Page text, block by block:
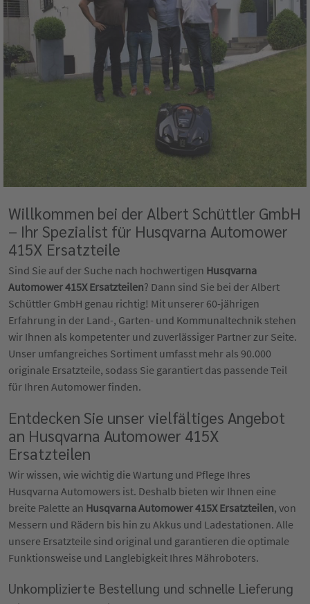
Willkommen bei der Albert Schüttler GmbH
– Ihr Spezialist für Husqvarna Automower
415X Ersatzteile
Sind Sie auf der Suche nach hochwertigen Husqvarna
Automower 415X Ersatzteilen? Dann sind Sie bei der Albert
Schüttler GmbH genau richtig! Mit unserer 60-jährigen
Erfahrung in der Land-, Garten- und Kommunaltechnik stehen
wir Ihnen als kompetenter und zuverlässiger Partner zur Seite.
Unser umfangreiches Sortiment umfasst mehr als 90.000
originale Ersatzteile, sodass Sie garantiert das passende Teil
für Ihren Automower finden.
Entdecken Sie unser vielfältiges Angebot
an Husqvarna Automower 415X
Ersatzteilen
Wir wissen, wie wichtig die Wartung und Pflege Ihres
Husqvarna Automowers ist. Deshalb bieten wir Ihnen eine
breite Palette an Husqvarna Automower 415X Ersatzteilen, von
Messern und Rädern bis hin zu Akkus und Ladestationen. Alle
unsere Ersatzteile sind original und garantieren die optimale
Funktionsweise und Langlebigkeit Ihres Mähroboters.
Unkomplizierte Bestellung und schnelle Lieferung